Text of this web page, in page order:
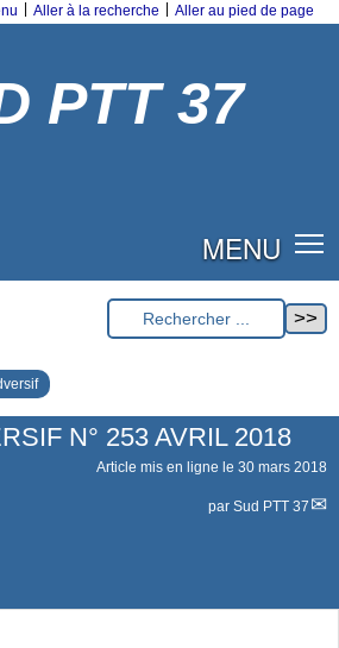
Aller à la recherche Aller au pied de page
PTT 37
MENU
N° 253 AVRIL 2018
Article mis en ligne le 30 mars 2018
par Sud PTT 37